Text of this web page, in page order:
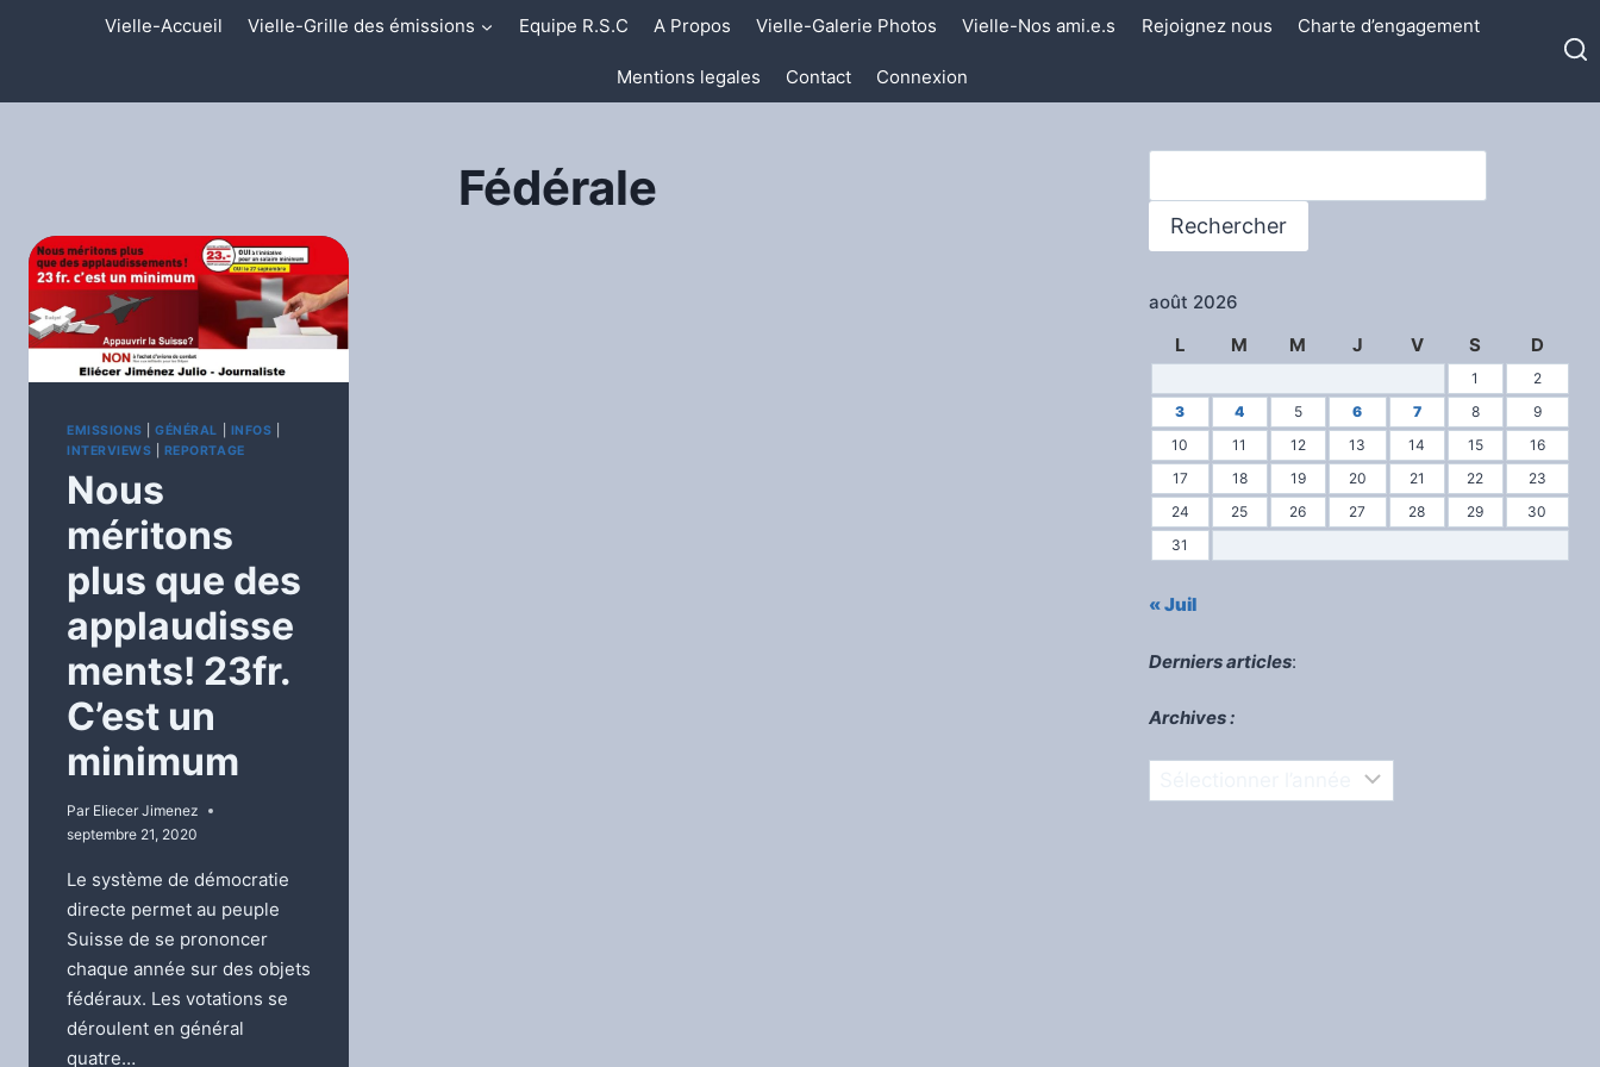
Vielle-Accueil Vielle-Grille des émissions Equipe R.S.C A Propos Vielle-Galerie Photos Vielle-Nos ami.e.s Rejoignez nous Charte d’engagement
Mentions legales Contact Connexion
Fédérale
EMISSIONS |GÉNÉRAL INFOS
INTERVIEWS
REPORTAGE
Nous
méritons
plus que des
applaudisse
ments! 23fr.
C’est un
minimum
Par Eliecer Jimenez
septembre 21, 2020
Le système de démocratie
directe permet au peuple
Suisse de se prononcer
chaque année sur des objets
fédéraux. Les votations se
déroulent en général
quatre…
Rechercher
août 2026
L
M M J V S D
1
2
3
4 5 6 7 8
9
10
11 12 13 14 15
16
17
18 19 20 21 22
23
24
25 26 27 28 29
30
31
« Juil
Derniers articles:
Archives :